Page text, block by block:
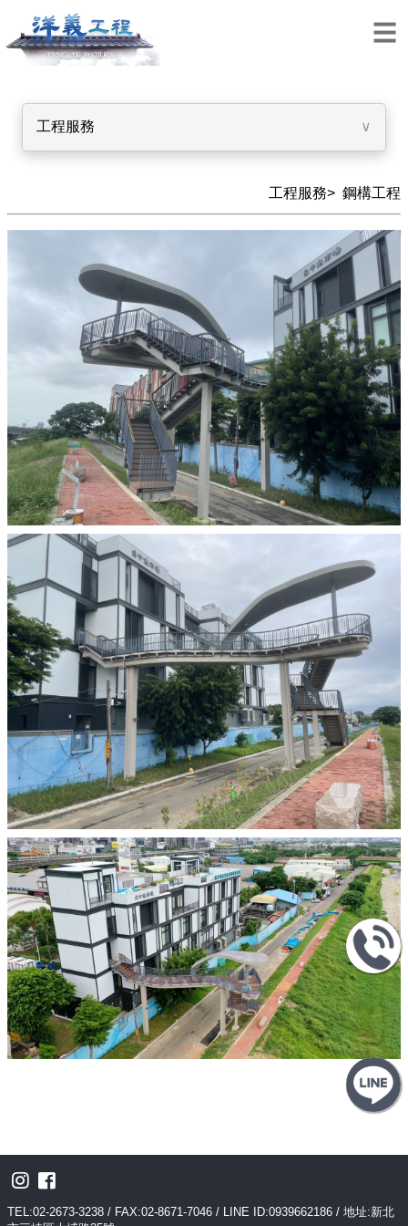
工程服務 ∨
工程服務> 鋼構工程
TEL:02-2673-3238 / FAX:02-8671-7046 / LINE ID:0939662186 / 地址:新北